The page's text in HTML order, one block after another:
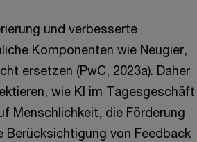
und verbesserte
Komponenten wie Neugier,
ersetzen (PwC, 2023a). Daher
wie KI im Tagesgeschäft
Menschlichkeit, die Förderung
Berücksichtigung von Feedback